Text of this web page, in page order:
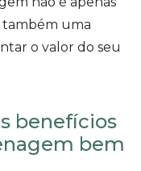
também uma
o valor do seu
benefícios
bem